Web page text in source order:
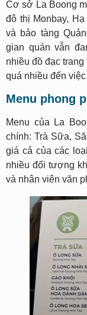
Cơ sở La Boong
đô thị Monbay,
và bảo tàng
gian quán vẫn
nhiều đồ đạc
quá nhiều đến
Menu phong
Menu của La
chính: Trà Sữa,
giá cả của các
nhiều đối tượng
và nhân viên văn